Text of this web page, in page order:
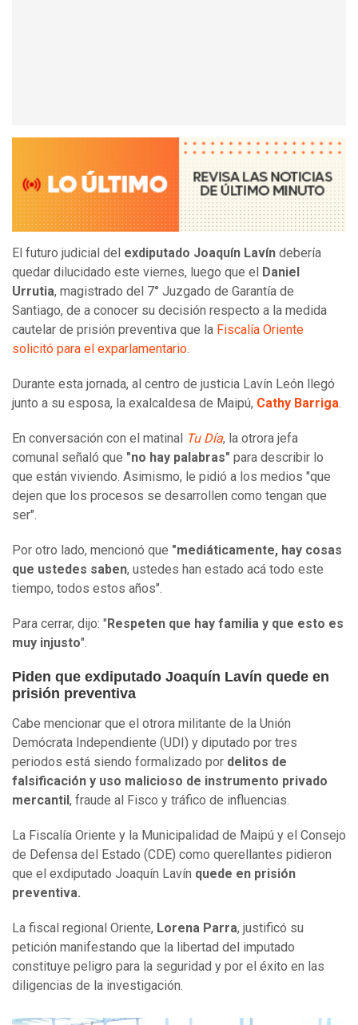
El futuro judicial del exdiputado Joaquín Lavín debería
quedar dilucidado este viernes, luego que el Daniel
Urrutia, magistrado del 7° Juzgado de Garantía de
Santiago, de a conocer su decisión respecto a la medida
cautelar de prisión preventiva que la Fiscalía Oriente
solicitó para el exparlamentario.
Durante esta jornada, al centro de justicia Lavín León llegó
junto a su esposa, la exalcaldesa de Maipú, Cathy Barriga.
En conversación con el matinal Tu Día, la otrora jefa
comunal señaló que "no hay palabras" para describir lo
que están viviendo. Asimismo, le pidió a los medios "que
dejen que los procesos se desarrollen como tengan que
ser".
Por otro lado, mencionó que "mediáticamente, hay cosas
que ustedes saben, ustedes han estado acá todo este
tiempo, todos estos años".
Para cerrar, dijo: "Respeten que hay familia y que esto es
muy injusto".
Piden que exdiputado Joaquín Lavín quede en
prisión preventiva
Cabe mencionar que el otrora militante de la Unión
Demócrata Independiente (UDI) y diputado por tres
periodos está siendo formalizado por delitos de
falsificación y uso malicioso de instrumento privado
mercantil, fraude al Fisco y tráfico de influencias.
La Fiscalía Oriente y la Municipalidad de Maipú y el Consejo
de Defensa del Estado (CDE) como querellantes pidieron
que el exdiputado Joaquín Lavín quede en prisión
preventiva.
La fiscal regional Oriente, Lorena Parra, justificó su
petición manifestando que la libertad del imputado
constituye peligro para la seguridad y por el éxito en las
diligencias de la investigación.